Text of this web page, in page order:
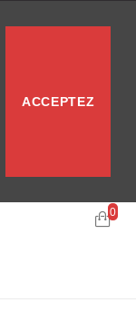
0
ACCEPTEZ